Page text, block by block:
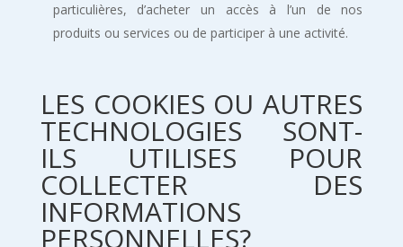
particulières, d’acheter un accès à l’un de nos
produits ou services ou de participer à une activité.
LES COOKIES OU AUTRES
TECHNOLOGIES SONT-
ILS UTILISES POUR
COLLECTER DES
INFORMATIONS
PERSONNELLES?